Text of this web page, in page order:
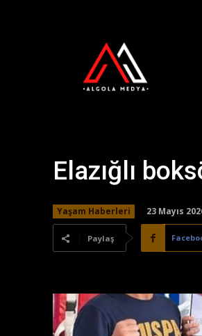
Elazığlı
Yaşam Haberleri 23 Mayıs
Paylaş